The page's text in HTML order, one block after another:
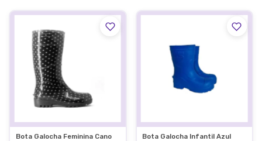
Bota Galocha Feminina Cano
Bota Galocha Infantil Azul